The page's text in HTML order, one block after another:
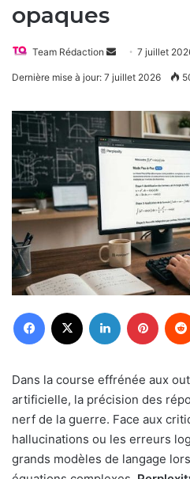
opaques
Team Rédaction
Envoyer7 juillet
Dernière mise à jour: 7 juillet 2026
Facebook Linkedin
Dans la course effrénée aux
artificielle, la précision des
nerf de la guerre. Face aux
hallucinations ou les erreurs
grands modèles de langage